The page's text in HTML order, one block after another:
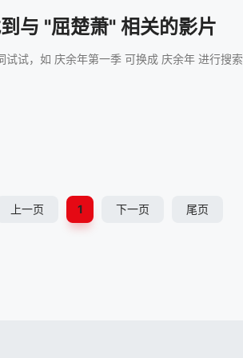
与 "屈楚萧" 相关的影片
试试，如 庆余年第一季 可换成 庆余年 进行搜索
上一页 1 下一页 尾页